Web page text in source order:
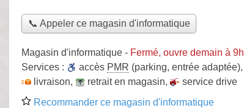
📞 Appeler ce magasin d'informatique
Magasin d'informatique - Fermé, ouvre demain à 9h
Services :
accès PMR (parking, entrée adaptée),
livraison, retrait en magasin,
service drive
Recommander ce magasin d'informatique